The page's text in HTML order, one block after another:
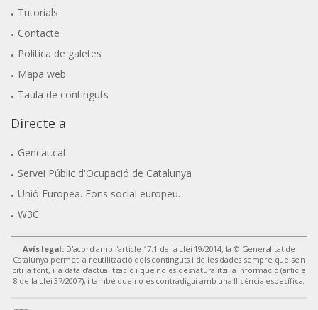
Tutorials
Contacte
Política de galetes
Mapa web
Taula de continguts
Directe a
Gencat.cat
Servei Públic d'Ocupació de Catalunya
Unió Europea. Fons social europeu.
W3C
Avís legal: D'acord amb l'article 17.1 de la Llei 19/2014, la © Generalitat de
Catalunya permet la reutilització dels continguts i de les dades sempre que se'n
citi la font, i la data d'actualització i que no es desnaturalitzi la informació (article
8 de la Llei 37/2007), i també que no es contradigui amb una llicència específica.